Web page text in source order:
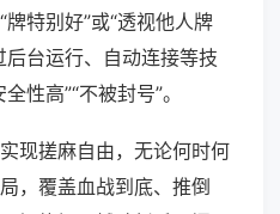
特别好”或“透视他人牌
后台运行、自动连接等技
性高”“不被封号”。
现搓麻自由，无论何时何
，覆盖血战到底、推倒